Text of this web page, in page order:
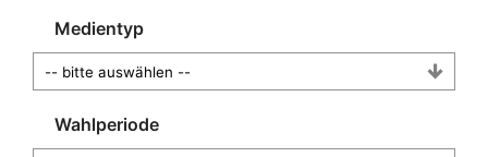
Medientyp
Wahlperiode